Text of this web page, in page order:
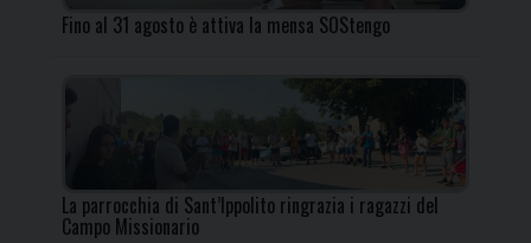
Fino al 31 agosto è attiva la mensa SOStengo
La parrocchia di Sant’Ippolito ringrazia i ragazzi del
Campo Missionario